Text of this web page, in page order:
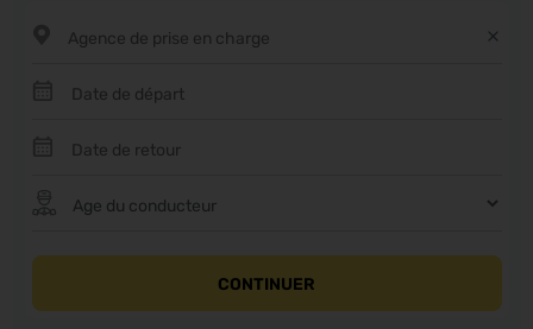
CONTINUER